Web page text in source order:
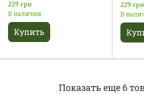
229 грн
В наличии
Купить
229 грн
В
Показать еще 6